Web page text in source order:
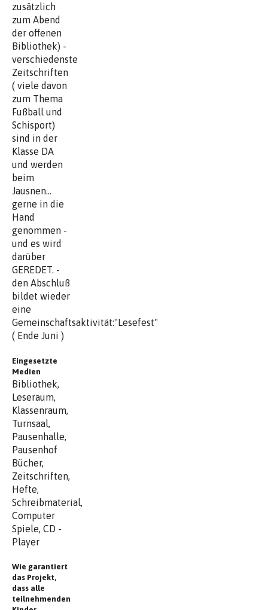
zusätzlich
zum Abend
der offenen
Bibliothek) -
verschiedenste
Zeitschriften
( viele davon
zum Thema
Fußball und
Schisport)
sind in der
Klasse DA
und werden
beim
Jausnen...
gerne in die
Hand
genommen -
und es wird
darüber
GEREDET. -
den Abschluß
bildet wieder
eine
Gemeinschaftsaktivität:"Lesefest"
( Ende Juni )
Eingesetzte
Medien
Bibliothek,
Leseraum,
Klassenraum,
Turnsaal,
Pausenhalle,
Pausenhof
Bücher,
Zeitschriften,
Hefte,
Schreibmaterial,
Computer
Spiele, CD -
Player
Wie garantiert
das Projekt,
dass alle
teilnehmenden